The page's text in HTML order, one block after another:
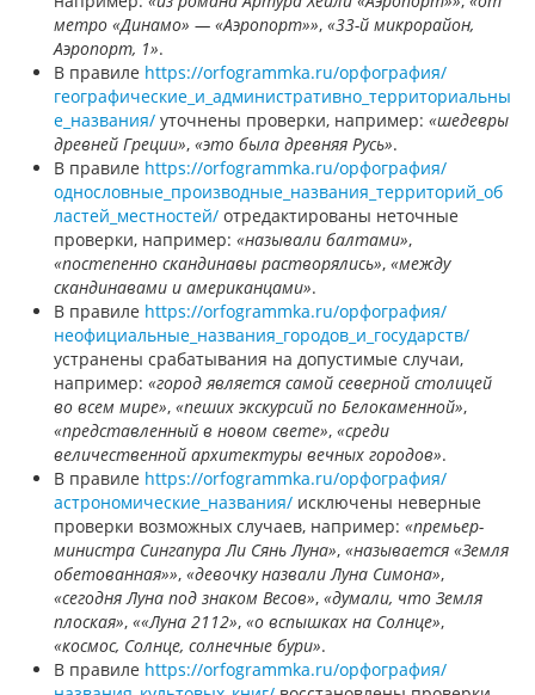
метро «Динамо» — «Аэропорт»», «33-й микрорайон,
Аэропорт, 1».
В правиле https://orfogrammka.ru/орфография/
географические_и_административно_территориальны
е_названия/ уточнены проверки, например: «шедевры
древней Греции», «это была древняя Русь».
В правиле https://orfogrammka.ru/орфография/
однословные_производные_названия_территорий_об
ластей_местностей/ отредактированы неточные
проверки, например: «называли балтами»,
«постепенно скандинавы растворялись», «между
скандинавами и американцами».
В правиле https://orfogrammka.ru/орфография/
неофициальные_названия_городов_и_государств/
устранены срабатывания на допустимые случаи,
например: «город является самой северной столицей
во всем мире», «пеших экскурсий по Белокаменной»,
«представленный в новом свете», «среди
величественной архитектуры вечных городов».
В правиле https://orfogrammka.ru/орфография/
астрономические_названия/ исключены неверные
проверки возможных случаев, например: «премьер-
министра Сингапура Ли Сянь Луна», «называется «Земля
обетованная»», «девочку назвали Луна Симона»,
«сегодня Луна под знаком Весов», «думали, что Земля
плоская», ««Луна 2112», «о вспышках на Солнце»,
«космос, Солнце, солнечные бури».
В правиле https://orfogrammka.ru/орфография/